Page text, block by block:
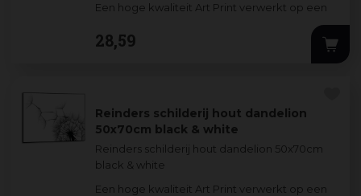
Een hoge kwaliteit Art Print verwerkt op een
3mm dik MDF-bord. De stijlvolle prints worden
omlijst d
28,59
Reinders schilderij hout dandelion
50x70cm black & white
Reinders schilderij hout dandelion 50x70cm
black & white
Een hoge kwaliteit Art Print verwerkt op een